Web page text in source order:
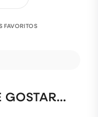
FAVORITOS
GOSTAR…